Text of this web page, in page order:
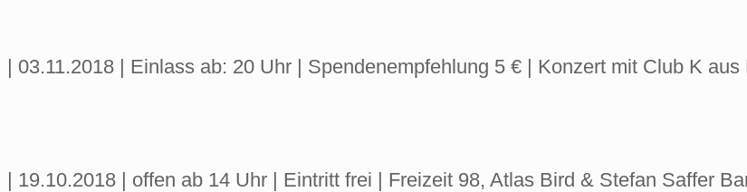
| 03.11.2018 | Einlass ab: 20 Uhr | Spendenempfehlung 5 € | Konzert mit Club K
| 19.10.2018 | offen ab 14 Uhr | Eintritt frei | Freizeit 98, Atlas Bird & Stefan Saffer